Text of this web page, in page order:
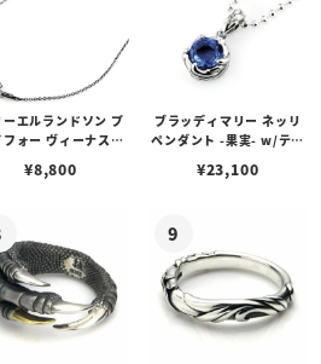
ーエルランドソン プ
フォー ヴィーナスチ
¥8,800
ブラッディマリー ネッリ
ペンダント -果実- w/ティ
¥23,100